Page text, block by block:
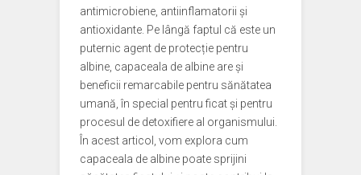
antimicrobiene, antiinflamatorii și
antioxidante. Pe lângă faptul că este un
puternic agent de protecție pentru
albine, capaceala de albine are și
beneficii remarcabile pentru sănătatea
umană, în special pentru ficat și pentru
procesul de detoxifiere al organismului.
În acest articol, vom explora cum
capaceala de albine poate sprijini